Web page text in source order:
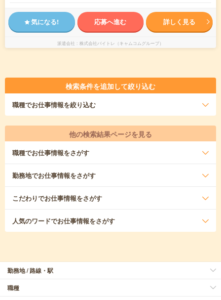
気になる! 応募へ進む 詳しく見る
派遣会社 株式会社バイトレ（キャムコムグループ）
検索条件を追加して絞り込む
職種でお仕事情報を絞り込む
他の検索結果ページを見る
職種でお仕事情報をさがす
勤務地でお仕事情報をさがす
こだわりでお仕事情報をさがす
人気のワードでお仕事情報をさがす
勤務地 / 路線・駅
職種